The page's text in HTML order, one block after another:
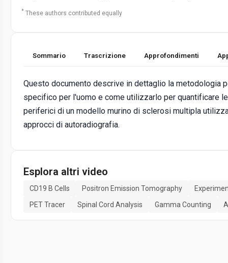
* These authors contributed equally
Sommario Trascrizione Approfondimenti
Questo documento descrive in dettaglio la metodologia
specifico per l'uomo e come utilizzarlo per quantificare
periferici di un modello murino di sclerosi multipla
approcci di autoradiografia.
Esplora altri video
CD19 B Cells Positron Emission Tomography
PET Tracer
Spinal Cord Analysis Gamma Counting